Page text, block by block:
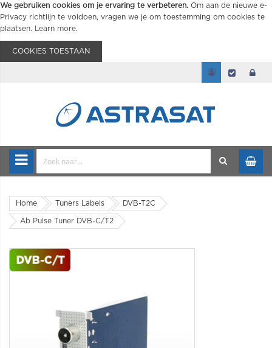
We gebruiken cookies om je ervaring te verbeteren. Om aan de nieuwe e-
Privacy richtlijn te voldoen, vragen we je om toestemming om cookies te
plaatsen.
Learn more.
COOKIES TOESTAAN
Home Tuners Labels DVB-T2C
Ab Pulse Tuner DVB-C/T2